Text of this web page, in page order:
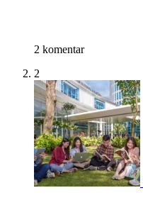
2 komentar
2